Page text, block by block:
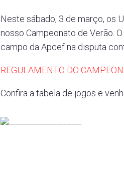
Neste sábado, 3 de março, os
nosso Campeonato de Verão.
campo da Apcef na disputa
REGULAMENTO DO
Confira a tabela de jogos e